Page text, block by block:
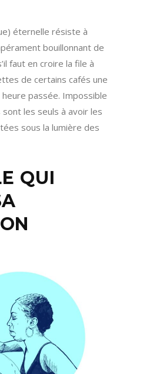
éternelle résiste à
bouillonnant de
faut en croire la file à
de certains cafés une
passée. Impossible
sont les seuls à avoir les
sous la lumière des
QUI